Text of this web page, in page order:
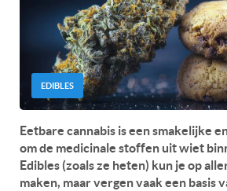
EDIBLES
Eetbare cannabis is een smakelijke
om de medicinale stoffen uit wiet
Edibles (zoals ze heten) kun je op
maken, maar vergen vaak een basis